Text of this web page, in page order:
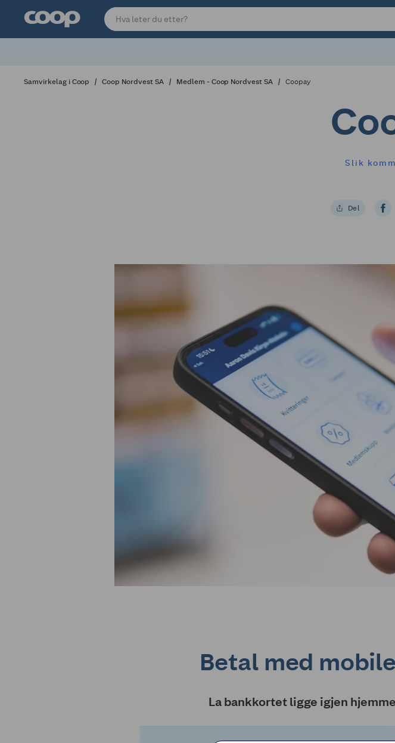
Samvirkelag i Coop Coop Nordvest SA Medlem - Coop Nordvest SA Coopay
Slik
Del
Betal med
La bankkortet ligge igjen